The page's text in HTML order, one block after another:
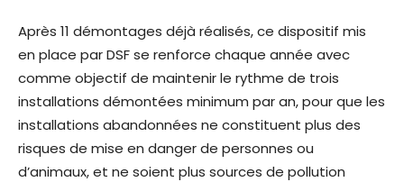
Après 11 démontages déjà réalisés, ce dispositif mis
en place par DSF se renforce chaque année avec
comme objectif de maintenir le rythme de trois
installations démontées minimum par an, pour que les
installations abandonnées ne constituent plus des
risques de mise en danger de personnes ou
d’animaux, et ne soient plus sources de pollution